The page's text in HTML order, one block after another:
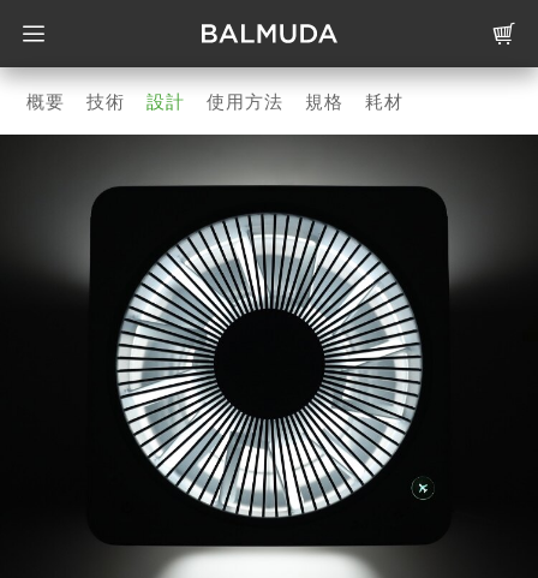
概要 技術 設計 使用方法 規格 耗材